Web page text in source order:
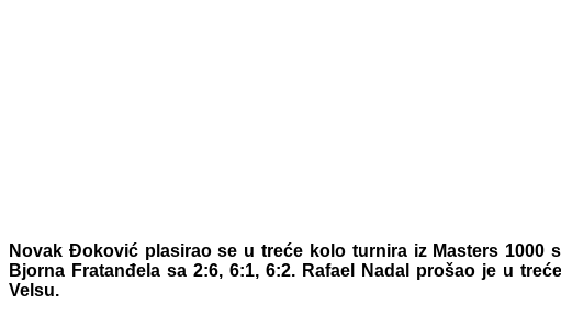
Novak Đoković plasirao se u treće kolo turnira iz Masters 1000
Bjorna Fratanđela sa 2:6, 6:1, 6:2. Rafael Nadal prošao je u
Velsu.